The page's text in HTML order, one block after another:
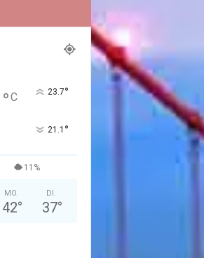
°C 23.7°
21.1 °
11%
MO.
42°
DI.
37°